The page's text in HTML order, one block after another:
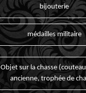
bijouterie
médailles militaire
Objet sur la chasse
ancienne, trophée de